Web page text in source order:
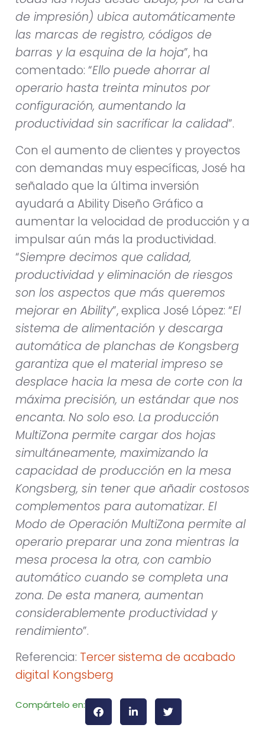
de impresión) ubica automáticamente
las marcas de registro, códigos de
barras y la esquina de la hoja”, ha
comentado: “Ello puede ahorrar al
operario hasta treinta minutos por
configuración, aumentando la
productividad sin sacrificar la calidad”.
Con el aumento de clientes y proyectos
con demandas muy específicas, José ha
señalado que la última inversión
ayudará a Ability Diseño Gráfico a
aumentar la velocidad de producción y a
impulsar aún más la productividad.
“Siempre decimos que calidad,
productividad y eliminación de riesgos
son los aspectos que más queremos
mejorar en Ability”, explica José López: “El
sistema de alimentación y descarga
automática de planchas de Kongsberg
garantiza que el material impreso se
desplace hacia la mesa de corte con la
máxima precisión, un estándar que nos
encanta. No solo eso. La producción
MultiZona permite cargar dos hojas
simultáneamente, maximizando la
capacidad de producción en la mesa
Kongsberg, sin tener que añadir costosos
complementos para automatizar. El
Modo de Operación MultiZona permite al
operario preparar una zona mientras la
mesa procesa la otra, con cambio
automático cuando se completa una
zona. De esta manera, aumentan
considerablemente productividad y
rendimiento”.
Referencia: Tercer sistema de acabado
digital Kongsberg
Compártelo en: